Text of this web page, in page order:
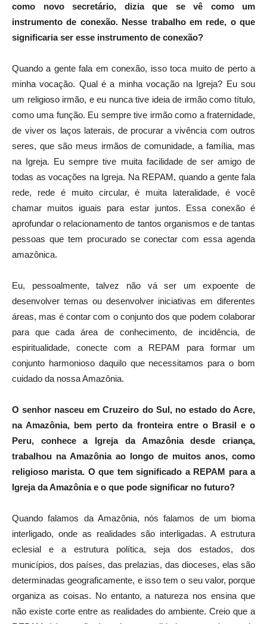
como novo secretário, dizia que se vê como um
instrumento de conexão. Nesse trabalho em rede, o que
significaria ser esse instrumento de conexão?
Quando a gente fala em conexão, isso toca muito de perto a
minha vocação. Qual é a minha vocação na Igreja? Eu sou
um religioso irmão, e eu nunca tive ideia de irmão como título,
como uma função. Eu sempre tive irmão como a fraternidade,
de viver os laços laterais, de procurar a vivência com outros
seres, que são meus irmãos de comunidade, a família, mas
na Igreja. Eu sempre tive muita facilidade de ser amigo de
todas as vocações na Igreja. Na REPAM, quando a gente fala
rede, rede é muito circular, é muita lateralidade, é você
chamar muitos iguais para estar juntos. Essa conexão é
aprofundar o relacionamento de tantos organismos e de tantas
pessoas que tem procurado se conectar com essa agenda
amazônica.
Eu, pessoalmente, talvez não vá ser um expoente de
desenvolver temas ou desenvolver iniciativas em diferentes
áreas, mas é contar com o conjunto dos que podem colaborar
para que cada área de conhecimento, de incidência, de
espiritualidade, conecte com a REPAM para formar um
conjunto harmonioso daquilo que necessitamos para o bom
cuidado da nossa Amazônia.
O senhor nasceu em Cruzeiro do Sul, no estado do Acre,
na Amazônia, bem perto da fronteira entre o Brasil e o
Peru, conhece a Igreja da Amazônia desde criança,
trabalhou na Amazônia ao longo de muitos anos, como
religioso marista. O que tem significado a REPAM para a
Igreja da Amazônia e o que pode significar no futuro?
Quando falamos da Amazônia, nós falamos de um bioma
interligado, onde as realidades são interligadas. A estrutura
eclesial e a estrutura política, seja dos estados, dos
municípios, dos países, das prelazias, das dioceses, elas são
determinadas geograficamente, e isso tem o seu valor, porque
organiza as coisas. No entanto, a natureza nos ensina que
não existe corte entre as realidades do ambiente. Creio que a